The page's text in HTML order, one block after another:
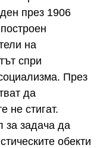
през 1906
на
спри
През
да
не стигат.
за задача да
обекти